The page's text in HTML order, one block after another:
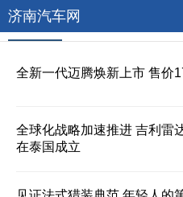
济南汽车网
购车推荐
全新一代迈腾焕新上市 售价
全球化战略加速推进 吉利雷
在泰国成立